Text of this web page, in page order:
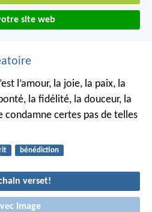
site web
l’amour, la joie, la paix, la
la fidélité, la douceur, la
condamne certes pas de telles
bénédiction
verset!
Image